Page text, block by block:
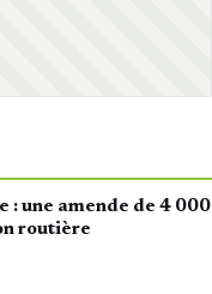
: une amende de 4 000
routière